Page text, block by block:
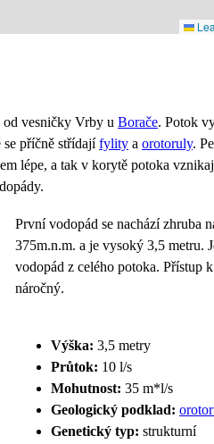
od vesničky Vrby u Borače. Potok
se příčně střídajífylity a orotoruly.
lépe, a tak v korytě potoka
První vodopád se nachází zhruba
375m.n.m. a je vysoký 3,5 metru.
vodopád z celého potoka. Přístup
náročný.
Výška: 3,5 metry
Průtok: 10 l/s
Mohutnost: 35 m*l/s
Geologický podklad:
Genetický typ: strukturní